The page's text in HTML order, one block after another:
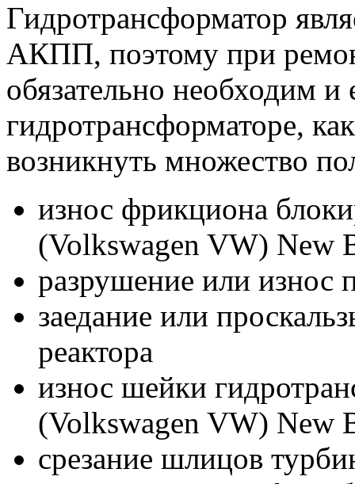
Гидротрансформатор
АКПП, поэтому при
обязательно необходим и
гидротрансформаторе,
возникнуть множество
износ фрикциона
(Volkswagen VW) New
разрушение или износ
заедание или
реактора
износ шейки
(Volkswagen VW) New
срезание шлицов